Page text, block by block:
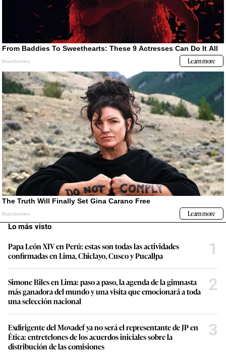
Lo más visto
Papa León XIV en Perú: estas son todas las actividades
confirmadas en Lima, Chiclayo, Cusco y Pucallpa
1
Simone Biles en Lima: paso a paso, la agenda de la gimnasta
más ganadora del mundo y una visita que emocionará a toda
una selección nacional
2
Exdirigente del Movadef ya no será el representante de JP en
Ética: entretelones de los acuerdos iniciales sobre la
distribución de las comisiones
3